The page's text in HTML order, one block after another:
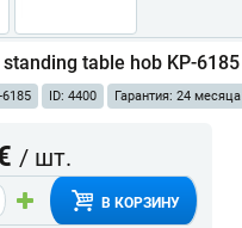
table hob KP-
6185 ID: 4400 Гарантия: 24 месяца
/ шт.
В КОРЗИНУ